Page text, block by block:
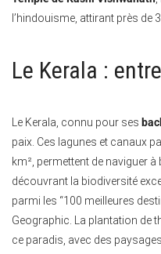
l’hindouisme, attirant près de
Le Kerala :
Le Kerala, connu pour ses
paix. Ces lagunes et canaux
km², permettent de naviguer à
découvrant la biodiversité
parmi les “100 meilleures
Geographic. La plantation de
ce paradis, avec des